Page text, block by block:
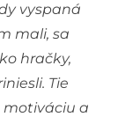
vyspaná
mali, sa
hračky,
Tie
motiváciu a